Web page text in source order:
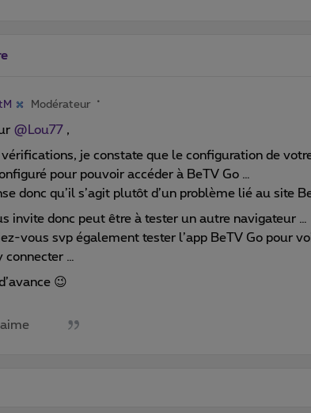
Modérateur
@Lou77 ,
je constate que le configuration de
pour pouvoir accéder à BeTV Go …
donc qu’il s’agit plutôt d’un problème lié au site
invite donc peut être à tester un autre navigateur …
vous svp également tester l’app BeTV Go pour
connecter …
😉